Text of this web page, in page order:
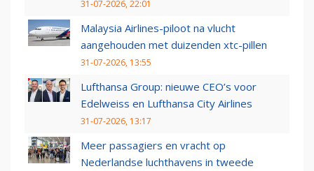
31-07-2026, 22:01
Malaysia Airlines-piloot na vlucht
aangehouden met duizenden xtc-pillen
31-07-2026, 13:55
Lufthansa Group: nieuwe CEO’s voor
Edelweiss en Lufthansa City Airlines
31-07-2026, 13:17
Meer passagiers en vracht op
Nederlandse luchthavens in tweede